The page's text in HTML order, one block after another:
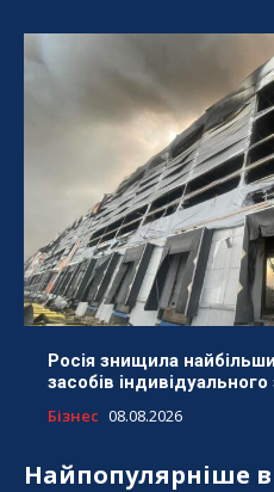
Росія знищила
засобів
Бізнес 08.08.2026
Найпопулярніше в